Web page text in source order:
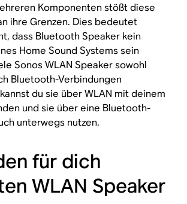
Komponenten stößt diese
ihre Grenzen. Dies bedeutet
dass Bluetooth Speaker kein
Home Sound Systems sein
Sonos WLAN Speaker sowohl
Bluetooth-Verbindungen
du sie über WLAN mit deinem
und sie über eine Bluetooth-
unterwegs nutzen.
für dich
WLAN Speaker